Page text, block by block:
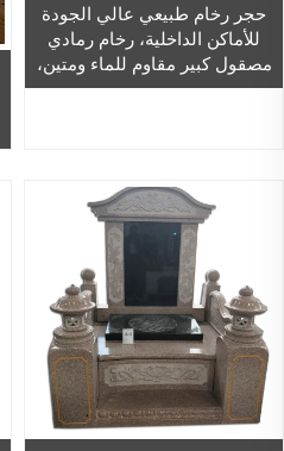
حجر رخام طبيعي عالي الجودة
للأماكن الداخلية، رخام رمادي
مصقول كبير مقاوم للماء ومتين،
مناسب للجدران والأرضيات في